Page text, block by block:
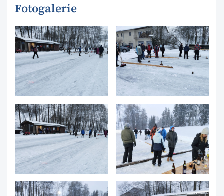
Fotogalerie